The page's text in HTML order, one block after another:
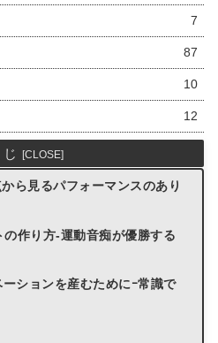
7
87
10
12
じ
ら見るパフォーマンスのあり
作り方-運動音痴が優勝する
ションを産むためにｰ常識で